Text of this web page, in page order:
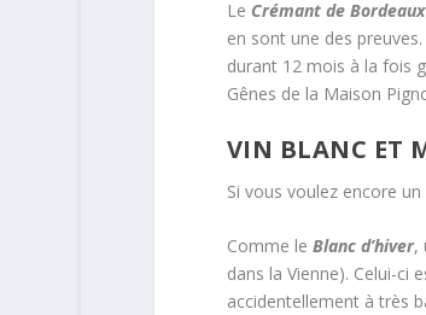
Le Crémant de Bordeaux
en sont une des
durant 12 mois à la fois
Gênes de la Maison
VIN BLANC ET
Si vous voulez encore
Comme le Blanc d’hiver,
dans la Vienne). Celui-ci
accidentellement à très